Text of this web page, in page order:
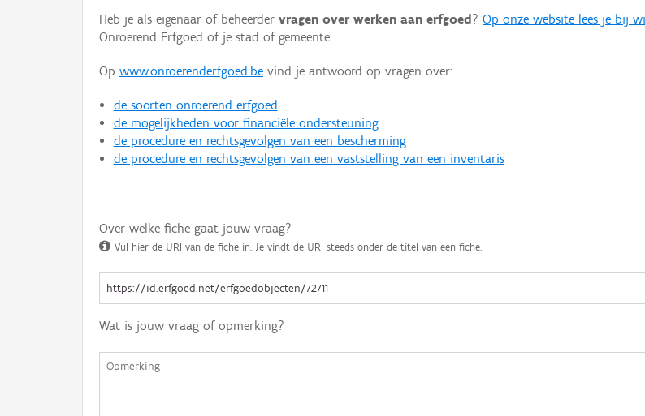
Heb je als eigenaar of beheerder vragen over werken aan erfgoed ? Op onze website lees je bij
Onroerend Erfgoed of je stad of gemeente.
Op www.onroerenderfgoed.be vind je antwoord op vragen over:
de soorten onroerend erfgoed
de mogelijkheden voor financiële ondersteuning
de procedure en rechtsgevolgen van een bescherming
de procedure en rechtsgevolgen van een vaststelling van een inventaris
Over welke fiche gaat jouw vraag?
Vul hier de URI van de fiche in. Je vindt de URI steeds onder de titel van een fiche.
Wat is jouw vraag of opmerking?